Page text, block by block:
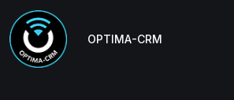
OPTIMA-CRM